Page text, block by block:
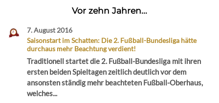
Vor zehn Jahren...
7. August 2016
Saisonstart im Schatten: Die 2. Fußball-Bundesliga hätte
durchaus mehr Beachtung verdient!
Traditionell startet die 2. Fußball-Bundesliga mit ihren
ersten beiden Spieltagen zeitlich deutlich vor dem
ansonsten ständig mehr beachteten Fußball-Oberhaus,
welches...